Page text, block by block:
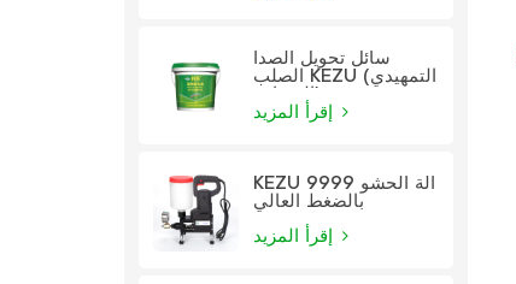
سائل تحويل الصدأ
الصلب KEZU (التمهيدي
KEZU 9999 آلة الحشو
بالضغط العالي